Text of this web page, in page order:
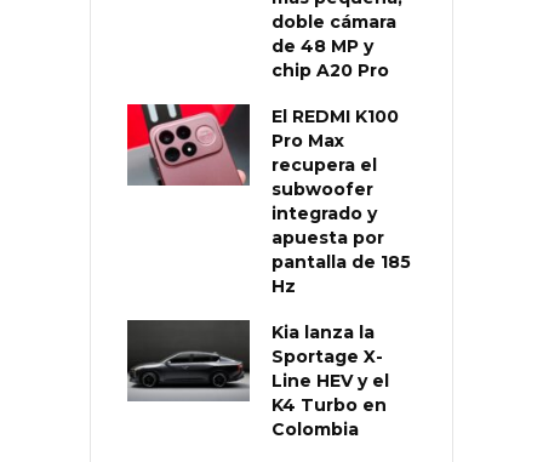
doble cámara
de 48 MP y
chip A20 Pro
El REDMI K100
Pro Max
recupera el
subwoofer
integrado y
apuesta por
pantalla de 185
Hz
Kia lanza la
Sportage X-
Line HEV y el
K4 Turbo en
Colombia